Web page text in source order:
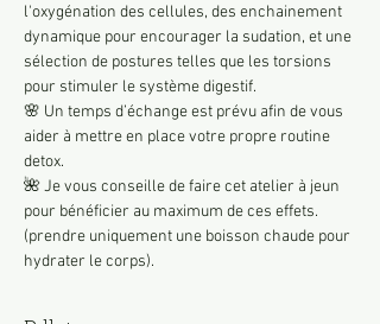
l'oxygénation des cellules, des enchainement
dynamique pour encourager la sudation, et une
sélection de postures telles que les torsions
pour stimuler le système digestif.
🌸 Un temps d’échange est prévu afin de vous
aider à mettre en place votre propre routine
detox.
🌺 Je vous conseille de faire cet atelier à jeun
pour bénéficier au maximum de ces effets.
(prendre uniquement une boisson chaude pour
hydrater le corps).